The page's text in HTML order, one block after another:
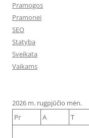
Pramogos
Pramonei
SEO
Statyba
Sveikata
Vaikams
2026 m. rugpjūčio mėn.
Pr
A T